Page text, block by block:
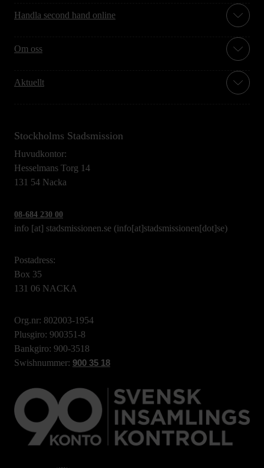
Handla second hand online
Om oss
Aktuellt
Stockholms Stadsmission
Huvudkontor:
Hesselmans Torg 14
131 54 Nacka
08-684 230 00
info [at] stadsmissionen.se (info[at]stadsmissionen[dot]se)
Postadress:
Box 35
131 06 NACKA
Org.nr: 802003-1954
Plusgiro: 900351-8
Bankgiro: 900-3518
Swishnummer: 900 35 18